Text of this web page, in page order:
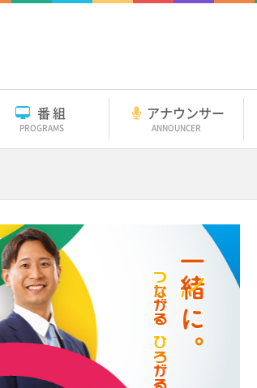
番組
PROGRAMS
アナウンサー
ANNOUNCER